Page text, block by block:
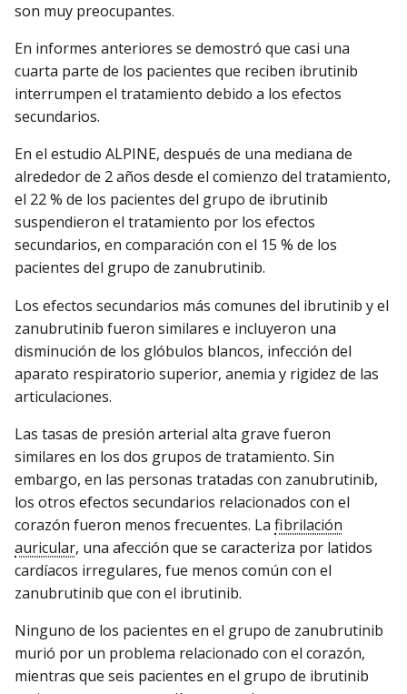
son muy preocupantes.
En informes anteriores se demostró que casi una
cuarta parte de los pacientes que reciben ibrutinib
interrumpen el tratamiento debido a los efectos
secundarios.
En el estudio ALPINE, después de una mediana de
alrededor de 2 años desde el comienzo del tratamiento,
el 22 % de los pacientes del grupo de ibrutinib
suspendieron el tratamiento por los efectos
secundarios, en comparación con el 15 % de los
pacientes del grupo de zanubrutinib.
Los efectos secundarios más comunes del ibrutinib y el
zanubrutinib fueron similares e incluyeron una
disminución de los glóbulos blancos, infección del
aparato respiratorio superior, anemia y rigidez de las
articulaciones.
Las tasas de presión arterial alta grave fueron
similares en los dos grupos de tratamiento. Sin
embargo, en las personas tratadas con zanubrutinib,
los otros efectos secundarios relacionados con el
corazón fueron menos frecuentes. La fibrilación
auricular, una afección que se caracteriza por latidos
cardíacos irregulares, fue menos común con el
zanubrutinib que con el ibrutinib.
Ninguno de los pacientes en el grupo de zanubrutinib
murió por un problema relacionado con el corazón,
mientras que seis pacientes en el grupo de ibrutinib